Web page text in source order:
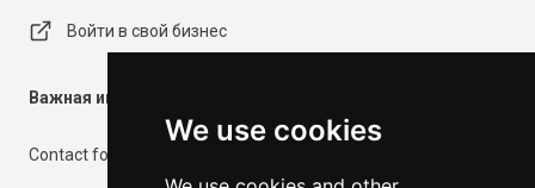
We use cookies
Войти в свой бизнес
Важная информация
Contact form